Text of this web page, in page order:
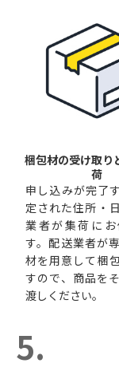
梱包材の受け取り
荷
申し込みが完了
定された住所・
業者が集荷にお
す。配送業者が
材を用意して梱
すので、商品を
渡しください。
5.